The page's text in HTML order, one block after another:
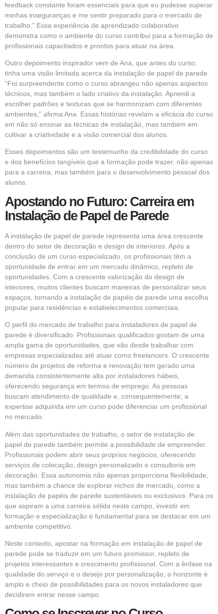
feedback constante foram essenciais para que eu pudesse superar
minhas inseguranças e me sentir preparado para o mercado de
trabalho.” Essa experiência de aprendizado colaborativo
demonstra como o ambiente do curso contribui para a formação de
profissionais capacitados e prontos para atuar na área.
Outro depoimento inspirador vem de Ana, que antes do curso,
tinha uma visão limitada acerca da instalação de papel de parede.
“Foi surpreendente como o curso abrangeu não apenas aspectos
técnicos, mas também o lado criativo da instalação. Aprendi a
escolher padrões e texturas que se harmonizam com diferentes
ambientes,” afirma Ana. Essas histórias revelam a eficácia do curso
em não só ensinar as técnicas de instalação, mas também em
cultivar a criatividade e a visão comercial dos alunos.
Esses depoimentos são um testemunho da credibilidade do curso
e dos benefícios tangíveis que a formação pode trazer, não apenas
para a carreira, mas também para o desenvolvimento pessoal dos
alunos.
Apostando no Futuro: Carreira em
Instalação de Papel de Parede
A instalação de papel de parede representa uma área crescente
dentro do setor de decoração e design de interiores. Após a
conclusão de um curso especializado, os profissionais têm a
oportunidade de entrar em um mercado dinâmico, repleto de
oportunidades. Com a crescente valorização do design de
interiores, muitos clientes buscam maneiras de personalizar seus
espaços, tornando a instalação de papéis de parede uma escolha
popular para residências e estabelecimentos comerciais.
O perfil do mercado de trabalho para instaladores de papel de
parede é diversificado. Profissionais qualificados gostam de uma
ampla gama de oportunidades, que vão desde trabalhar com
empresas especializadas até atuar como freelancers. O crescente
número de projetos de reforma e renovação tem gerado uma
demanda consistentemente alta por instaladores hábeis,
oferecendo segurança em termos de emprego. As pessoas
buscam atendimento de qualidade e, consequentemente, a
expertise adquirida em um curso pode diferenciar um profissional
no mercado.
Além das oportunidades de trabalho, o setor de instalação de
papel de parede também permite a possibilidade de empreender.
Profissionais podem abrir seus próprios negócios, oferecendo
serviços de colocação, design personalizado e consultoria em
decoração. Essa autonomia não apenas proporciona flexibilidade,
mas também a chance de explorar nichos de mercado, como a
instalação de papéis de parede sustentáveis ou exclusivos. Para os
que aspiram a uma carreira sólida neste campo, investir em
formação e especialização é fundamental para se destacar em um
ambiente competitivo.
Neste contexto, apostar na formação em instalação de papel de
parede pode se traduzir em um futuro promissor, repleto de
projetos interessantes e crescimento profissional. Com a ênfase na
qualidade do serviço e o desejo por personalização, o horizonte é
amplo e cheio de possibilidades para os novos instaladores que
decidirem entrar nesse campo.